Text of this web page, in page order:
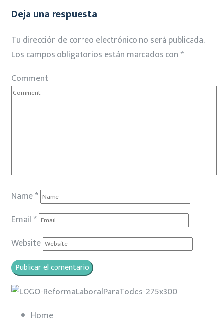
Deja una respuesta
Tu dirección de correo electrónico no será publicada.
Los campos obligatorios están marcados con *
Comment
Name*
Email *
Website
Home